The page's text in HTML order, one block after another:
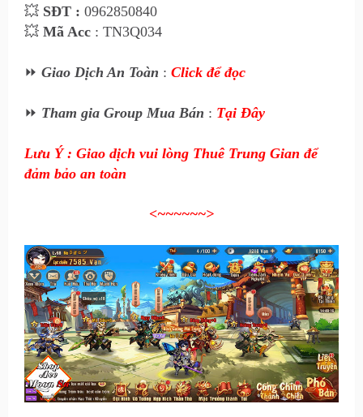
💥 SĐT : 0962850840
💥 Mã Acc : TN3Q034
⏩ Giao Dịch An Toàn : Click để đọc
⏩ Tham gia Group Mua Bán : Tại Đây
Lưu Ý : Giao dịch vui lòng Thuê Trung Gian để
đảm bảo an toàn
<~~~~~~>